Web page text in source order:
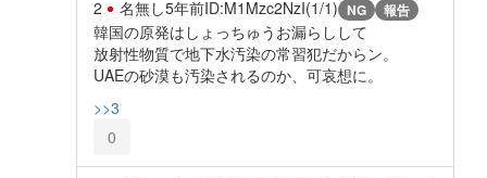
2 名無し5年前ID:M1Mzc2NzI(1/1) NG 報告
韓国の原発はしょっちゅうお漏らしして
放射性物質で地下水汚染の常習犯だからン。
UAEの砂漠も汚染されるのか、可哀想に。
>>3
0